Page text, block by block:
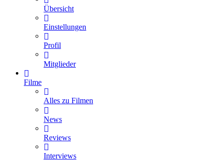
Übersicht
Einstellungen
Profil
Mitglieder
Filme
Alles zu Filmen
News
Reviews
Interviews